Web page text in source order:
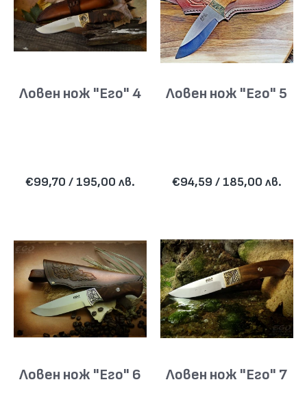
Ловен нож "Его" 4
€99,70 / 195,00 лв.
Ловен нож "Его" 5
€94,59 / 185,00 лв.
Ловен нож "Его" 6 Ловен нож "Его" 7